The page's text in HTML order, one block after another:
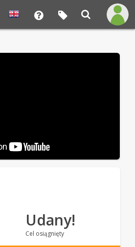
Udany!
Cel osiągnięty